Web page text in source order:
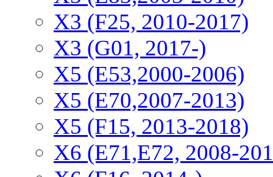
X3 (F25, 2010-2017)
X3 (G01, 2017-)
X5 (E53,2000-2006)
X5 (E70,2007-2013)
X5 (F15, 2013-2018)
X6 (E71,E72, 2008-